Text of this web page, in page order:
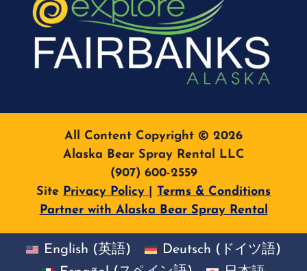
All Content Copyright © 2026
Alaska Bear Spray Rental LLC
(907) 600-2559
Site Privacy Policy
Terms & Conditions
Partner with Alaska Bear Spray Rental
English (英語) Deutsch ( ドイツ語)